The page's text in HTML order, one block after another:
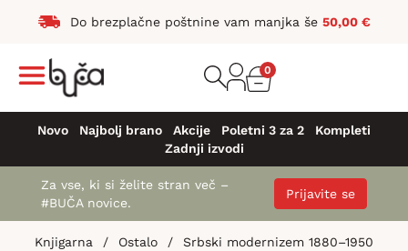
Do brezplačne poštnine vam manjka še 50,00 €
0
Novo Najbolj brano Akcije Poletni 3 za 2
Kompleti
Zadnji izvodi
Za vse, ki si želite stran več –
#BUČA novice.
Prijavite se
Knjigarna / Ostalo / Srbski modernizem 1880–1950